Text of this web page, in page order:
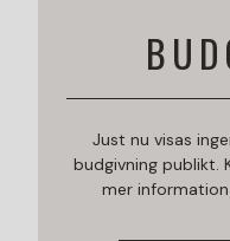
Just nu visas
budgivning publikt.
mer